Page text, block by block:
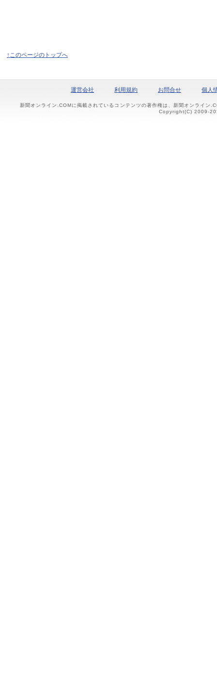
↑このページのトップへ
運営会社 利用規約 お問合せ 個人
新聞オンライン.COMに掲載されているコンテンツの著作権は、新聞オンライン
Copyright(C) 2009-